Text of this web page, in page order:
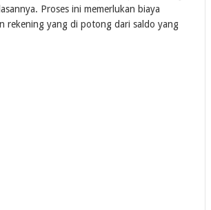
Proses ini memerlukan biaya
rekening yang di potong dari saldo yang